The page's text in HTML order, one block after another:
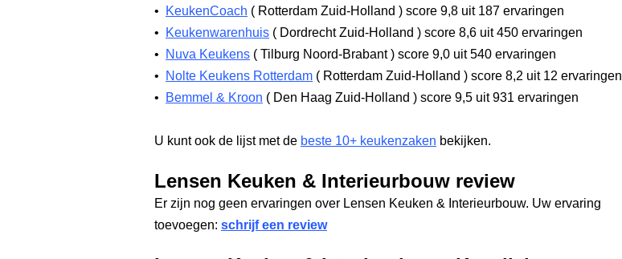
•
KeukenCoach ( Rotterdam Zuid-Holland ) score 9,8 uit 187 ervaringen
•
Keukenwarenhuis ( Dordrecht Zuid-Holland ) score 8,6 uit 450 ervaringen
•
Nuva Keukens ( Tilburg Noord-Brabant) score 9,0 uit 540 ervaringen
•
Nolte Keukens Rotterdam ( Rotterdam Zuid-Holland ) score 8,2 uit 12 ervaringen
•
Bemmel & Kroon ( Den Haag Zuid-Holland ) score 9,5 uit 931 ervaringen
U kunt ook de lijst met de beste 10+ keukenzaken bekijken.
Lensen Keuken & Interieurbouw review
Er zijn nog geen ervaringen over Lensen Keuken & Interieurbouw. Uw ervaring
toevoegen: schrijf een review